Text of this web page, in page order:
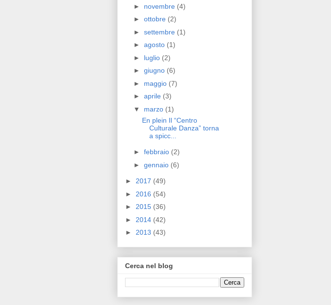
► novembre (4)
► ottobre (2)
► settembre (1)
► agosto (1)
► luglio (2)
► giugno (6)
► maggio (7)
► aprile (3)
▼ marzo (1)
En plein Il “Centro
Culturale Danza” torna
a spicc...
► febbraio (2)
► gennaio (6)
► 2017 (49)
► 2016 (54)
► 2015 (36)
► 2014 (42)
► 2013 (43)
Cerca nel blog